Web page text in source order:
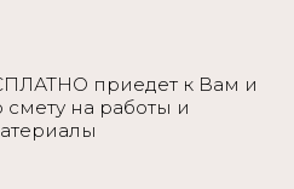
приедет к Вам и
смету на работы и